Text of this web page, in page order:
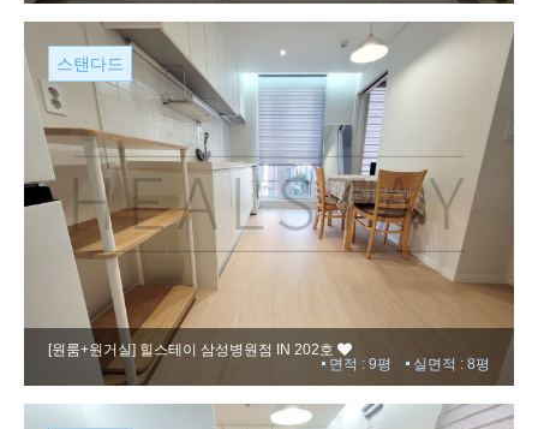
스탠다드
[원룸+원거실] 힐스테이 삼성병원점 IN 202호
면적 : 9평
실면적 : 8평